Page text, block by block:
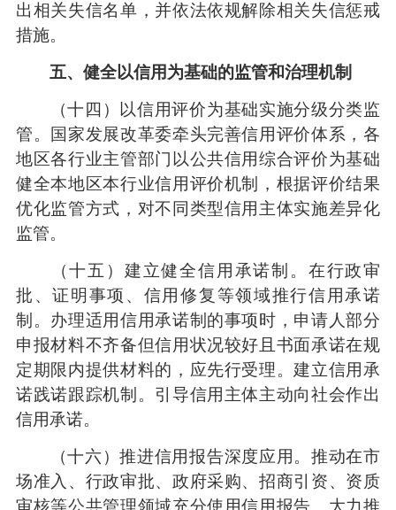
出相关失信名单，并依法依规解除相关失信惩戒
措施。
五、健全以信用为基础的监管和治理机制
（十四）以信用评价为基础实施分级分类监
管。国家发展改革委牵头完善信用评价体系，各
地区各行业主管部门以公共信用综合评价为基础
健全本地区本行业信用评价机制，根据评价结果
优化监管方式，对不同类型信用主体实施差异化
监管。
（十五）建立健全信用承诺制。在行政审
批、证明事项、信用修复等领域推行信用承诺
制。办理适用信用承诺制的事项时，申请人部分
申报材料不齐备但信用状况较好且书面承诺在规
定期限内提供材料的，应先行受理。建立信用承
诺践诺跟踪机制。引导信用主体主动向社会作出
信用承诺。
（十六）推进信用报告深度应用。推动在市
场准入、行政审批、政府采购、招商引资、资质
审核等公共管理领域充分使用信用报告。大力推